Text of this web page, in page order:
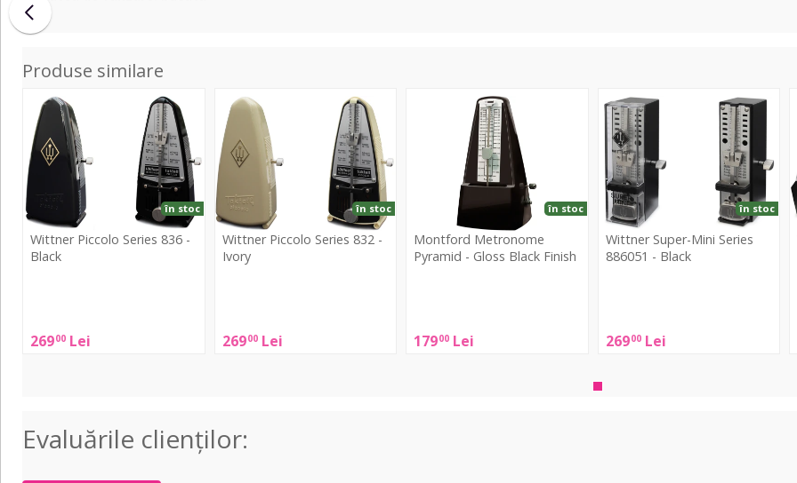
Produse similare
Piccolo
Series
836
Black
Wittner Piccolo Series 836 -
Black
26900 Lei
în stoc
Series
Piccolo
Series
832
Ivory
Wittner Piccolo Series 832 -
Ivory
26900 Lei
în stoc
Series
Metronome
Montford Metronome
Pyramid - Gloss Black Finish
17900 Lei
în stoc
Pyramid
Super-
Mini
Series
886051
Black
Wittner Super-Mini Series
886051 - Black
26900 Lei
în stoc
Mini
886051
Evaluările clienţilor: